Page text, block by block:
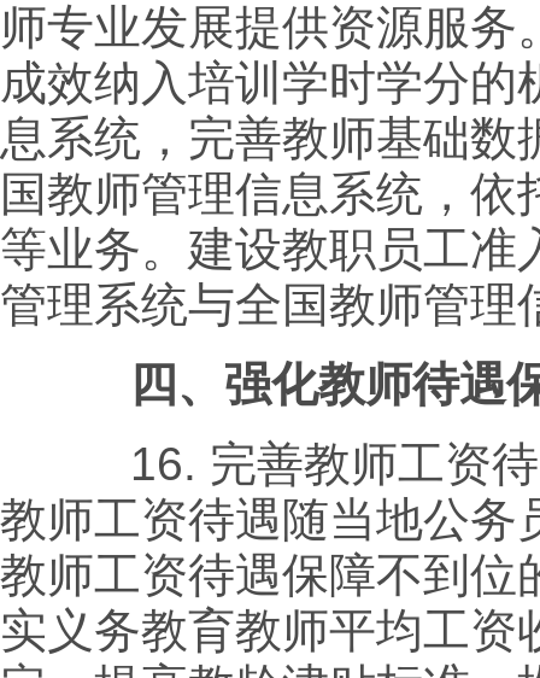
师专业发展提供资源服
成效纳入培训学时学分
息系统，完善教师基础
国教师管理信息系统，
等业务。建设教职员工准
管理系统与全国教师管理
四、强化教师待遇
16. 完善教师工资
教师工资待遇随当地公务
教师工资待遇保障不到位
实义务教育教师平均工